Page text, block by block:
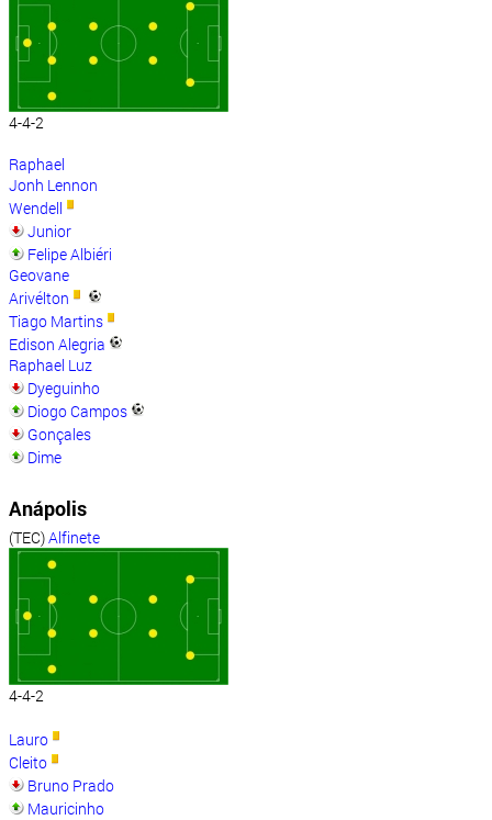
4-4-2
Raphael
Jonh Lennon
Wendell
Junior
Felipe Albiéri
Geovane
Arivélton
Tiago Martins
Edison Alegria
Raphael Luz
Dyeguinho
Diogo Campos
Gonçales
Dime
Anápolis
(TEC)Alfinete
4-4-2
Lauro
Cleito
Bruno Prado
Mauricinho